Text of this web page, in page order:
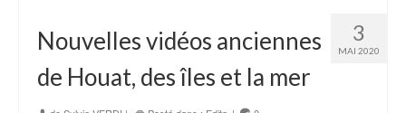
3
MAI 2020
Nouvelles vidéos anciennes
de Houat, des îles et la mer